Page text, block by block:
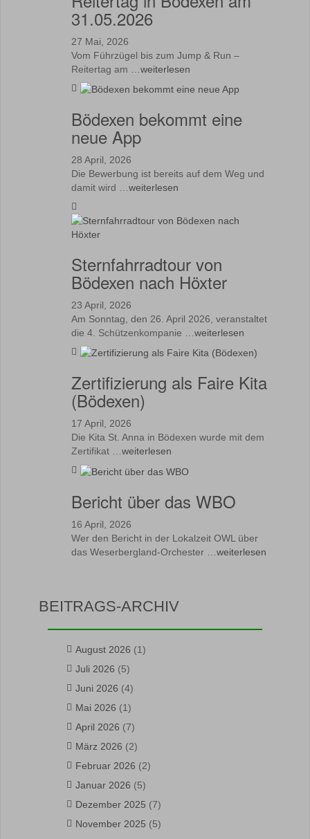
31.05.2026
27 Mai, 2026
Vom Führzügel bis zum Jump & Run –
Reitertag am … weiterlesen
Bödexen bekommt eine
neue App
28 April, 2026
Die Bewerbung ist bereits auf dem Weg und
damit wird … weiterlesen
Sternfahrradtour von
Bödexen nach Höxter
23 April, 2026
Am Sonntag, den 26. April 2026, veranstaltet
die 4. Schützenkompanie … weiterlesen
Zertifizierung als Faire Kita
(Bödexen)
17 April, 2026
Die Kita St. Anna in Bödexen wurde mit dem
Zertifikat …weiterlesen
Bericht über das WBO
16 April, 2026
Wer den Bericht in der Lokalzeit OWL über
das Weserbergland-Orchester … weiterlesen
BEITRAGS-ARCHIV
August 2026 (1)
Juli 2026 (5)
Juni 2026 (4)
Mai 2026 (1)
April 2026 (7)
März 2026 (2)
Februar 2026 (2)
Januar 2026 (5)
Dezember 2025 (7)
November 2025 (5)